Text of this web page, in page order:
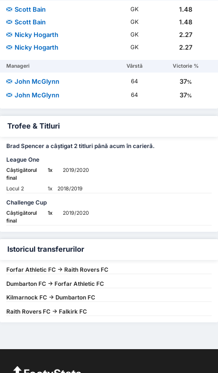
Scott Bain GK
1.48
Scott Bain
GK
1.48
Nicky Hogarth
GK
2.27
Nicky Hogarth
GK 2.27
Manageri Vârstă Victorie %
John McGlynn 64 37%
John McGlynn 64 37%
Trofee & Titluri
Brad Spencer a câștigat 2 titluri până acum în carieră.
League One
Câștigătorul
final
1x 2019/2020
Locul 2 1x 2018/2019
Challenge Cup
Câștigătorul
final
1x 2019/2020
Istoricul transferurilor
Forfar Athletic FC -> Raith Rovers FC
Dumbarton FC -> Forfar Athletic FC
Kilmarnock FC -> Dumbarton FC
Raith Rovers FC -> Falkirk FC